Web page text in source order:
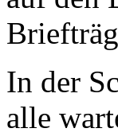
In der
alle